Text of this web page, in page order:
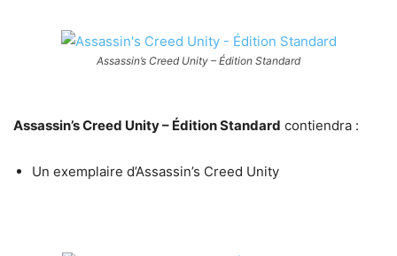
Assassin’s Creed Unity – Édition Standard
Assassin’s Creed Unity – Édition Standard contiendra :
Un exemplaire d’Assassin’s Creed Unity